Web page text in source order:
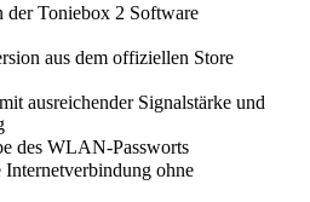
Toniebox 2 Software
aus dem offiziellen Store
ausreichender Signalstärke und
des WLAN-Passworts
ohne